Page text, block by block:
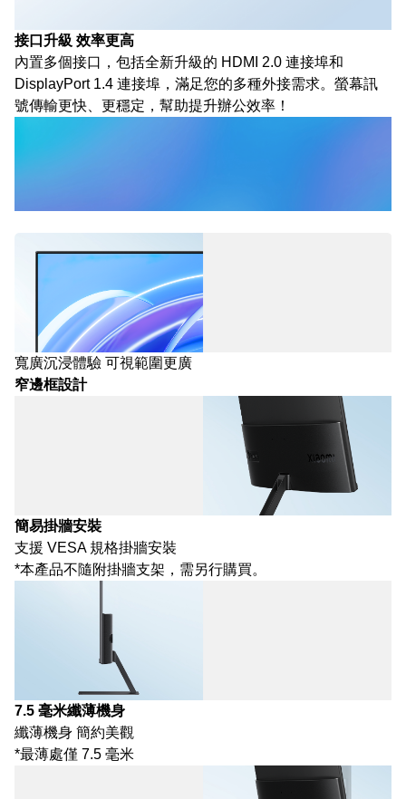
接口升級 效率更高
內置多個接口，包括全新升級的 HDMI 2.0 連接埠和
DisplayPort 1.4 連接埠，滿足您的多種外接需求。螢幕訊
號傳輸更快、更穩定，幫助提升辦公效率！
寬廣沉浸體驗 可視範圍更廣
窄邊框設計
簡易掛牆安裝
支援 VESA 規格掛牆安裝
*本產品不隨附掛牆支架，需另行購買。
7.5 毫米纖薄機身
纖薄機身 簡約美觀
*最薄處僅 7.5 毫米